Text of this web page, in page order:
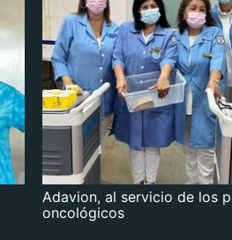
Adavion, al servicio de los
oncológicos